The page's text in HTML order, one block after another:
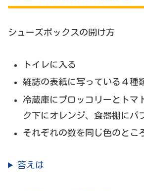
シューズボックスの開け方
トイレに入る
雑誌の表紙に写っている４種
冷蔵庫にブロッコリーとトマ
ク下にオレンジ、食器棚にパ
それぞれの数を同じ色のとこ
答えは